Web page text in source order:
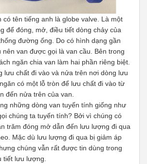
có tên tiếng anh là globe valve. Là một
để đóng, mở, điều tiết dòng chảy của
đường ống. Do có hình dạng gần
van được gọi là van cầu. Bên trong
ngăn chia van làm hai phần riêng biệt.
lưu chất đi vào và nửa trên nơi dòng lưu
có một lỗ tròn để lưu chất đi vào từ
đến nửa trên của van.
những dòng van tuyến tính giống như
chúng ta tuyến tính? Bởi vì chúng có
trăm đóng mở dẫn đến lưu lượng đi qua
Mặc dù lưu lượng đi qua bị giảm áp
chúng vẫn rất được tin dùng trong
tiết lưu lượng.